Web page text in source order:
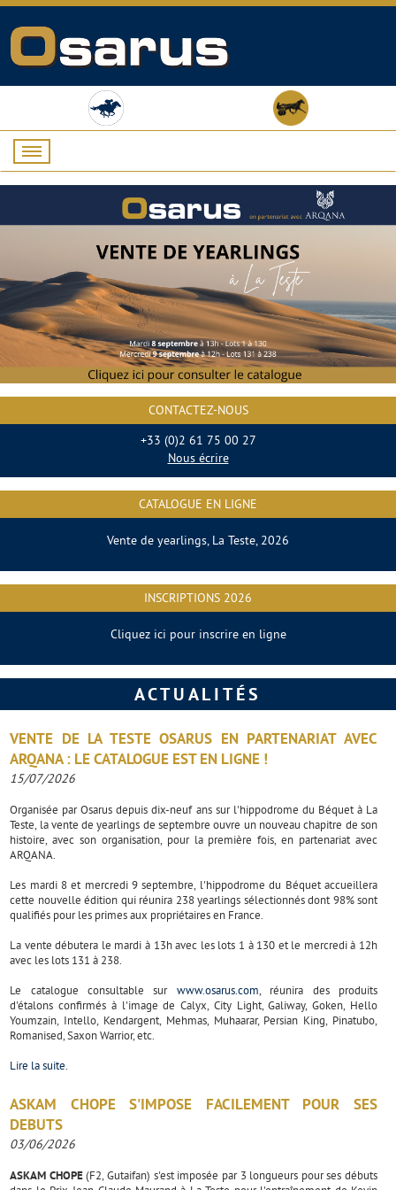
CONTACTEZ-NOUS
+33 (0)2 61 75 00 27
Nous écrire
CATALOGUE EN LIGNE
Vente de yearlings, La Teste, 2026
INSCRIPTIONS 2026
Cliquez ici pour inscrire en ligne
ACTUALITÉS
VENTE DE LA TESTE OSARUS EN PARTENARIAT AVEC
ARQANA : LE CATALOGUE EST EN LIGNE !
15/07/2026
Organisée par Osarus depuis dix-neuf ans sur l'hippodrome du Béquet à La
Teste, la vente de yearlings de septembre ouvre un nouveau chapitre de son
histoire, avec son organisation, pour la première fois, en partenariat avec
ARQANA.
Les mardi 8 et mercredi 9 septembre, l'hippodrome du Béquet accueillera
cette nouvelle édition qui réunira 238 yearlings sélectionnés dont 98% sont
qualifiés pour les primes aux propriétaires en France.
La vente débutera le mardi à 13h avec les lots 1 à 130 et le mercredi à 12h
avec les lots 131 à 238.
Le catalogue consultable sur www.osarus.com , réunira des produits
d'étalons confirmés à l'image de Calyx, City Light, Galiway, Goken, Hello
Youmzain, Intello, Kendargent, Mehmas, Muhaarar, Persian King, Pinatubo,
Romanised, Saxon Warrior, etc.
Lire la suite
ASKAM CHOPE S'IMPOSE FACILEMENT POUR SES
DEBUTS
03/06/2026
ASKAM CHOPE(F2, Gutaifan) s'est imposée par 3 longueurs pour ses débuts